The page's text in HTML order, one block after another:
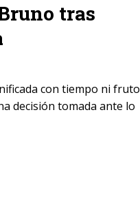
tras
con tiempo ni fruto
decisión tomada ante lo